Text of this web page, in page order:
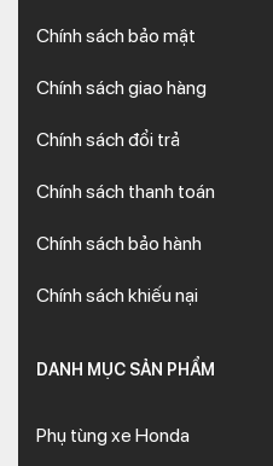
Chính sách bảo mật
Chính sách giao hàng
Chính sách đổi trả
Chính sách thanh toán
Chính sách bảo hành
Chính sách khiếu nại
DANH MỤC SẢN PHẨM
Phụ tùng xe Honda